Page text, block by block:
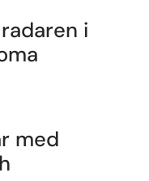
i
med